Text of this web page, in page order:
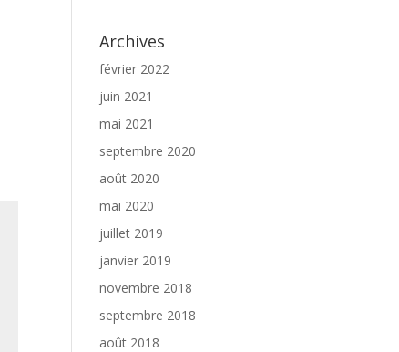
Archives
février 2022
juin 2021
mai 2021
septembre 2020
août 2020
mai 2020
juillet 2019
janvier 2019
novembre 2018
septembre 2018
août 2018